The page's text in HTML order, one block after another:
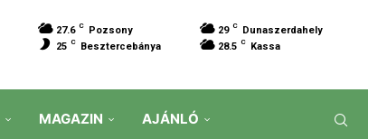
27.6 C Pozsony 29 C
Dunaszerdahely
25 C Besztercebánya 28.5 C Kassa
MAGAZIN AJÁNLÓ